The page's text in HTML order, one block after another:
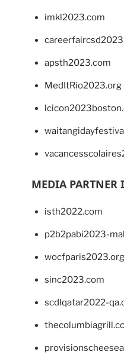
imkl2023.com
apsth2023.com
MedItRio2023.org
MEDIA PARTNER
isth2022.com
p2b2pabi2023-
wocfparis2023.org
sinc2023.com
scdlqatar2022-